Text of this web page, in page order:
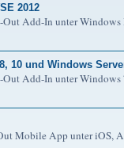
2012
Add-In unter
10 und Windows
Out Add-In unter
Mobile App unter iOS,